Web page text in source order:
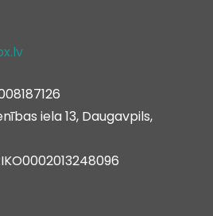
iela 13, Daugavpils,